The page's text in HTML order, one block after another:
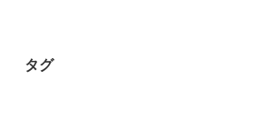
タグ